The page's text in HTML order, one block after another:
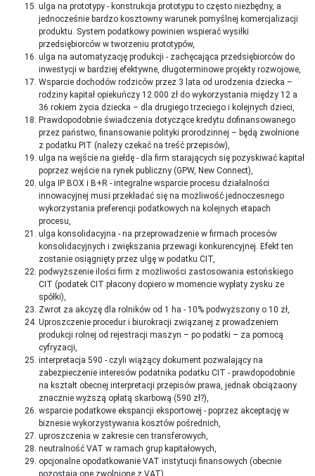
ulga na prototypy - konstrukcja prototypu to często niezbędny, a
jednocześnie bardzo kosztowny warunek pomyślnej komercjalizacji
produktu. System podatkowy powinien wspierać wysiłki
przedsiębiorców w tworzeniu prototypów,
ulga na automatyzację produkcji - zachęcająca przedsiębiorców do
inwestycji w bardziej efektywne, długoterminowe projekty rozwojowe,
Wsparcie dochodów rodziców przez 3 lata od urodzenia dziecka –
rodziny kapitał opiekuńczy 12.000 zł do wykorzystania między 12 a
36 rokiem życia dziecka – dla drugiego trzeciego i kolejnych dzieci,
Prawdopodobnie świadczenia dotyczące kredytu dofinansowanego
przez państwo, finansowanie polityki prorodzinnej – będą zwolnione
z podatku PIT (należy czekać na treść przepisów),
ulga na wejście na giełdę - dla firm starających się pozyskiwać kapitał
poprzez wejście na rynek publiczny (GPW, New Connect),
ulga IP BOX i B+R - integralne wsparcie procesu działalności
innowacyjnej musi przekładać się na możliwość jednoczesnego
wykorzystania preferencji podatkowych na kolejnych etapach
procesu,
ulga konsolidacyjna - na przeprowadzenie w firmach procesów
konsolidacyjnych i zwiększania przewagi konkurencyjnej. Efekt ten
zostanie osiągnięty przez ulgę w podatku CIT,
podwyższenie ilości firm z możliwości zastosowania estońskiego
CIT (podatek CIT płacony dopiero w momencie wypłaty zysku ze
spółki),
Zwrot za akcyzę dla rolników od 1 ha - 10% podwyższony o 10 zł,
Uproszczenie procedur i biurokracji związanej z prowadzeniem
produkcji rolnej od rejestracji maszyn – po podatki – za pomocą
cyfryzacji,
interpretacja 590 - czyli wiążący dokument pozwalający na
zabezpieczenie interesów podatnika podatku CIT - prawdopodobnie
na kształt obecnej interpretacji przepisów prawa, jednak obciążaony
znacznie wyższą opłatą skarbową (590 zł?),
wsparcie podatkowe ekspancji eksportowej - poprzez akceptację w
biznesie wykorzystywania kosztów pośrednich,
uproszczenia w zakresie cen transferowych,
neutralność VAT w ramach grup kapitałowych,
opcjonalne opodatkowanie VAT instytucji finansowych (obecnie
pozostają one zwolnione z VAT).